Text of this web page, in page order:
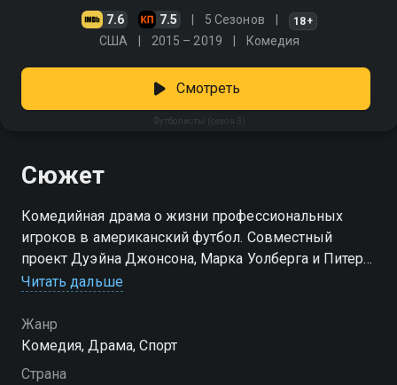
7.6 7.5 5 Сезонов 18+
США 2015 – 2019 Комедия
Футболисты (сезон 3)
Смотреть
Сюжет
Комедийная драма о жизни профессиональных
игроков в американский футбол. Совместный
проект Дуэйна Джонсона, Марка Уолберга и Питера
Берга
Посмотреть онлайн 3 сезон сериала Футболисты вы
можете совершенно бесплатно в хорошем HD
качестве на Смотрёшке
Читать дальше
Жанр
Комедия, Драма, Спорт
Страна